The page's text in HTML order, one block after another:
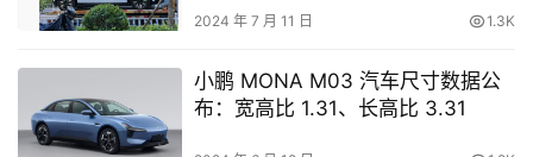
2024 年 7 月 11 日 1.3K
小鹏 MONA M03 汽车尺寸数据公
布：宽高比 1.31、长高比 3.31